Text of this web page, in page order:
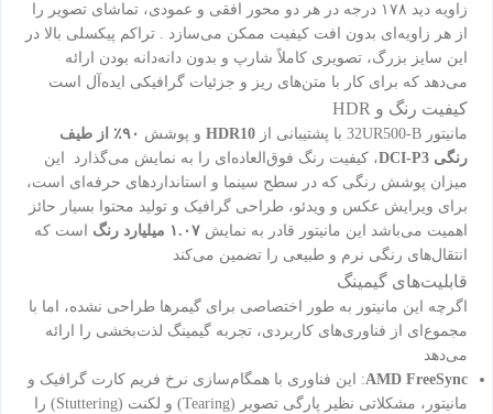
زاویه دید ۱۷۸ درجه در هر دو محور افقی و عمودی، تماشای تصویر را
از هر زاویه‌ای بدون افت کیفیت ممکن می‌سازد . تراکم پیکسلی بالا در
این سایز بزرگ، تصویری کاملاً شارپ و بدون دانه‌دانه بودن ارائه
می‌دهد که برای کار با متن‌های ریز و جزئیات گرافیکی ایده‌آل است
کیفیت رنگ و HDR
مانیتور 32UR500-B با پشتیبانی از HDR10 و پوشش
۹۰٪ از طیف
رنگی DCI-P3
، کیفیت رنگ فوق‌العاده‌ای را به نمایش می‌گذارد این
میزان پوشش رنگی که در سطح سینما و استانداردهای حرفه‌ای است،
برای ویرایش عکس و ویدئو، طراحی گرافیک و تولید محتوا بسیار حائز
اهمیت می‌باشد این مانیتور قادر به نمایش ۱.۰۷ میلیارد رنگ
است که
انتقال‌های رنگی نرم و طبیعی را تضمین می‌کند
قابلیت‌های گیمینگ
اگرچه این مانیتور به طور اختصاصی برای گیمرها طراحی نشده، اما با
مجموع‌ای از فناوری‌های کاربردی، تجربه گیمینگ لذت‌بخشی را ارائه
می‌دهد
AMD FreeSync: این فناوری با همگام‌سازی نرخ فریم کارت گرافیک و
مانیتور، مشکلاتی نظیر پارگی تصویر (Tearing) و لکنت (Stuttering) را